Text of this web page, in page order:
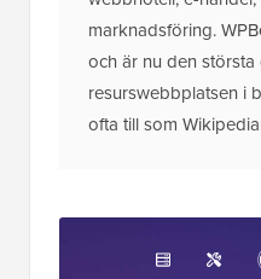
marknadsföring.
och är nu den
resurswebbplatsen i
ofta till som